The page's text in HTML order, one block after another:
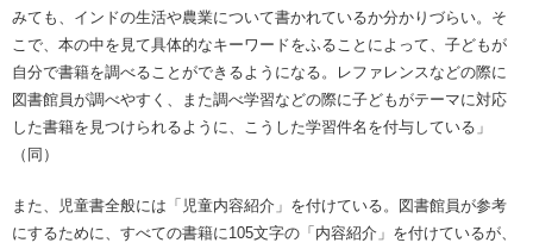
みても、インドの生活や農業について書かれているか分かりづらい。そ
こで、本の中を見て具体的なキーワードをふることによって、子どもが
自分で書籍を調べることができるようになる。レファレンスなどの際に
図書館員が調べやすく、また調べ学習などの際に子どもがテーマに対応
した書籍を見つけられるように、こうした学習件名を付与している」
（同）
また、児童書全般には「児童内容紹介」を付けている。図書館員が参考
にするために、すべての書籍に105文字の「内容紹介」を付けているが、